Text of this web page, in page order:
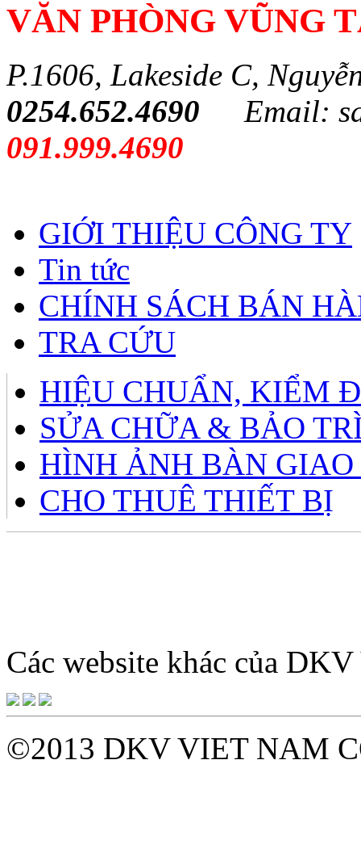
VĂN PHÒNG VŨNG
P.1606, Lakeside C,
0254.652.4690
Email:
091.999.4690
GIỚI THIỆU CÔNG TY
Tin tức
CHÍNH SÁCH BÁN
TRA CỨU
HIỆU CHUẨN, KIỂM
SỬA CHỮA & BẢO
HÌNH ẢNH BÀN
CHO THUÊ THIẾT BỊ
Các website khác của
©2013 DKV VIET NAM